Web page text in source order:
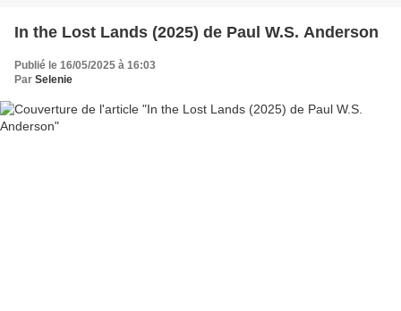
In the Lost Lands (2025) de Paul W.S. Anderson
Publié le 16/05/2025 à 16:03
Par Selenie